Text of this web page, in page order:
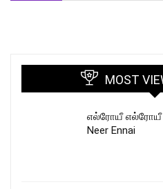
MOST
எல்ரோயீ எல்ரோயீ
Neer Ennai